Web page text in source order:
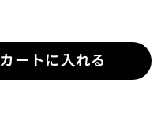
カートに入れる